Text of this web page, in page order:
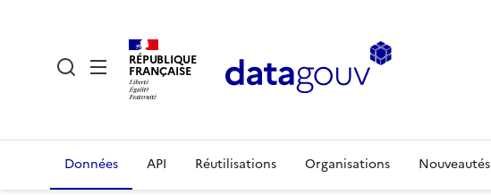
RÉPUBLIQUE
FRANÇAISE
Données API Réutilisations Organisations Nouveautés